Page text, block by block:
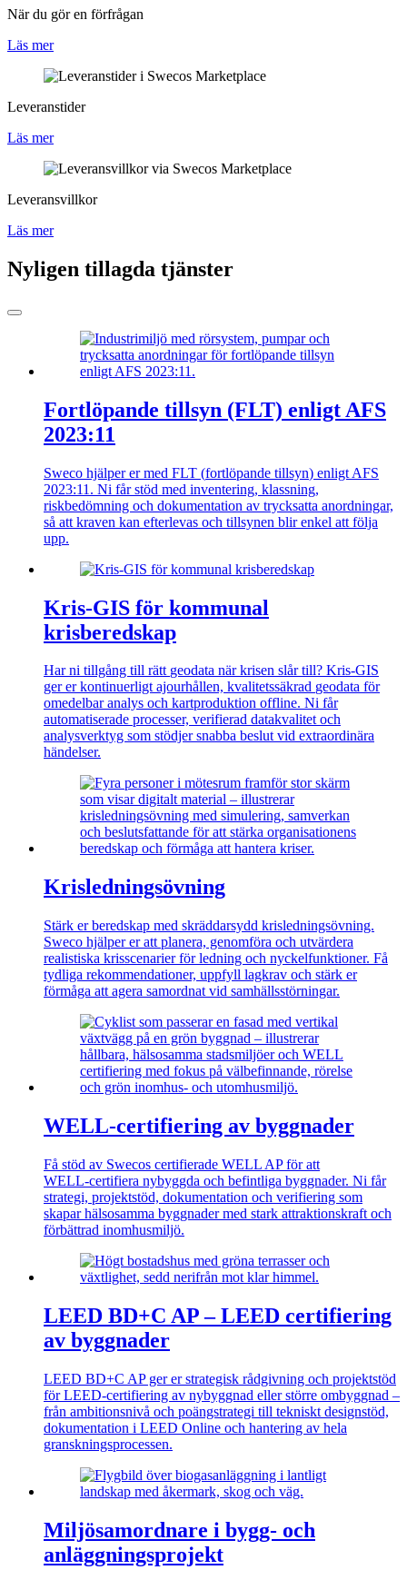
När du gör en förfrågan
Läs mer
Leveranstider
Läs mer
Leveransvillkor
Läs mer
Nyligen tillagda tjänster
Fortlöpande tillsyn (FLT) enligt AFS
2023:11
Sweco hjälper er med FLT (fortlöpande tillsyn) enligt AFS
2023:11. Ni får stöd med inventering, klassning,
riskbedömning och dokumentation av trycksatta anordningar,
så att kraven kan efterlevas och tillsynen blir enkel att följa
upp.
Kris-GIS för kommunal
krisberedskap
Har ni tillgång till rätt geodata när krisen slår till? Kris-GIS
ger er kontinuerligt ajourhållen, kvalitetssäkrad geodata för
omedelbar analys och kartproduktion offline. Ni får
automatiserade processer, verifierad datakvalitet och
analysverktyg som stödjer snabba beslut vid extraordinära
händelser.
Krisledningsövning
Stärk er beredskap med skräddarsydd krisledningsövning.
Sweco hjälper er att planera, genomföra och utvärdera
realistiska krisscenarier för ledning och nyckelfunktioner. Få
tydliga rekommendationer, uppfyll lagkrav och stärk er
förmåga att agera samordnat vid samhällsstörningar.
WELL‑certifiering av byggnader
Få stöd av Swecos certifierade WELL AP för att
WELL‑certifiera nybyggda och befintliga byggnader. Ni får
strategi, projektstöd, dokumentation och verifiering som
skapar hälsosamma byggnader med stark attraktionskraft och
förbättrad inomhusmiljö.
LEED BD+C AP – LEED certifiering
av byggnader
LEED BD+C AP ger er strategisk rådgivning och projektstöd
för LEED‑certifiering av nybyggnad eller större ombyggnad –
från ambitionsnivå och poängstrategi till tekniskt designstöd,
dokumentation i LEED Online och hantering av hela
granskningsprocessen.
Miljösamordnare i bygg- och
anläggningsprojekt